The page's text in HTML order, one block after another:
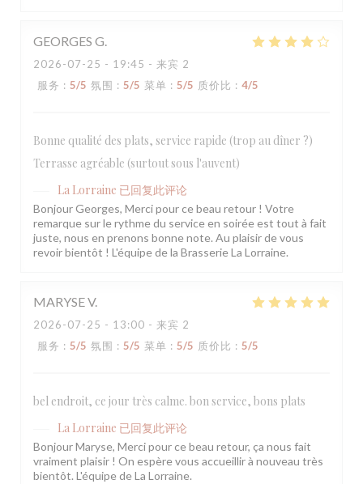
GEORGES G
2026-07-25 - 19:45 - 来宾 2
服务 : 5/5 氛围 : 5/5 菜单 : 5/5 质价比 : 4/5
Bonne qualité des plats, service rapide (trop au dîner ?)
Terrasse agréable (surtout sous l'auvent)
La Lorraine 已回复此评论
Bonjour Georges, Merci pour ce beau retour ! Votre
remarque sur le rythme du service en soirée est tout à fait
juste, nous en prenons bonne note. Au plaisir de vous
revoir bientôt ! L'équipe de la Brasserie La Lorraine.
MARYSEV
2026-07-25 - 13:00 - 来宾 2
服务 : 5/5 氛围 : 5/5 菜单 : 5/5 质价比 : 5/5
bel endroit, ce jour très calme. bon service, bons plats
La Lorraine 已回复此评论
Bonjour Maryse, Merci pour ce beau retour, ça nous fait
vraiment plaisir ! On espère vous accueillir à nouveau très
bientôt. L'équipe de La Lorraine.